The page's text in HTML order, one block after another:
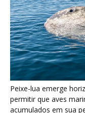
Seriema utiliza
rochas para subjugar